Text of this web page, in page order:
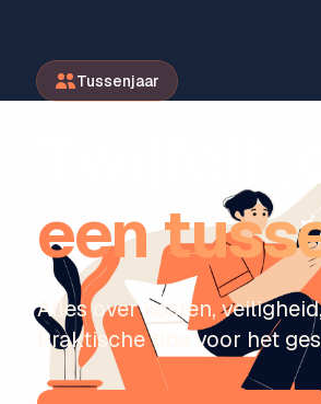
Tussenjaar
Twijfelt
een
Alles over kosten,
Praktische tips voor het